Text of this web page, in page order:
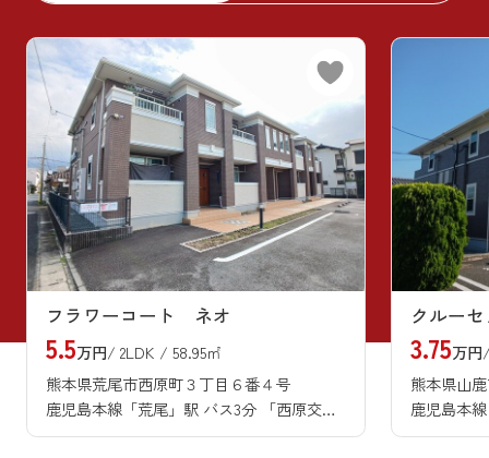
フラワーコート ネオ
5.5万円/ 2LDK / 58.95㎡
熊本県荒尾市西原町３丁目６番４号
鹿児島本線「荒尾」駅 バス3分 「西原交差点」 停歩4分
クルー
3.75万円
熊本県山